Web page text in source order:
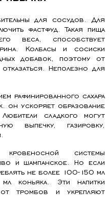
для сосудов. Для
фастфуд. Такая пища
веса, способствует
Колбасы и сосиски
добавок, поэтому от
Неполезно для
рафинированного сахара
он ускоряет образование
Любители сладкого могут
выпечку, газировку,
системы
и шампанское. Но если
не более 100-150 мл
коньяка. Эти напитки
тромбов и укрепляют